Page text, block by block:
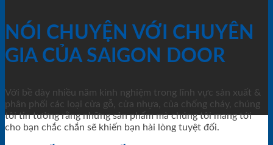
NÓI CHUYỆN VỚI CHUYÊN
GIA CỦA SAIGON DOOR
Với bề dày nhiều năm kinh nghiệm trong lĩnh vực sản xuất &
phân phối các loại cửa gỗ, cửa nhựa, của chống cháy, chúng
tôi tin tưởng rằng những sản phẩm mà chúng tôi mang tới
cho bạn chắc chắn sẽ khiến bạn hài lòng tuyệt đối.